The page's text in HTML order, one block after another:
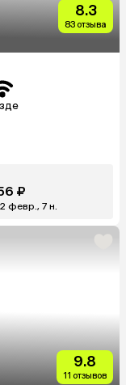
8.3
83 отзыва
₽
февр., 7 н.
9.8
11 отзывов